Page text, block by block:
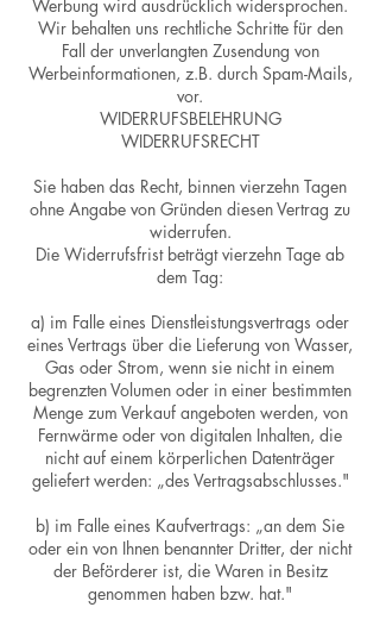
Werbung wird ausdrücklich widersprochen.
Wir behalten uns rechtliche Schritte für den
Fall der unverlangten Zusendung von
Werbeinformationen, z.B. durch Spam-Mails,
vor.
WIDERRUFSBELEHRUNG
WIDERRUFSRECHT
Sie haben das Recht, binnen vierzehn Tagen
ohne Angabe von Gründen diesen Vertrag zu
widerrufen.
Die Widerrufsfrist beträgt vierzehn Tage ab
dem Tag:
a) im Falle eines Dienstleistungsvertrags oder
eines Vertrags über die Lieferung von Wasser,
Gas oder Strom, wenn sie nicht in einem
begrenzten Volumen oder in einer bestimmten
Menge zum Verkauf angeboten werden, von
Fernwärme oder von digitalen Inhalten, die
nicht auf einem körperlichen Datenträger
geliefert werden: „des Vertragsabschlusses."
b) im Falle eines Kaufvertrags: „an dem Sie
oder ein von Ihnen benannter Dritter, der nicht
der Beförderer ist, die Waren in Besitz
genommen haben bzw. hat."